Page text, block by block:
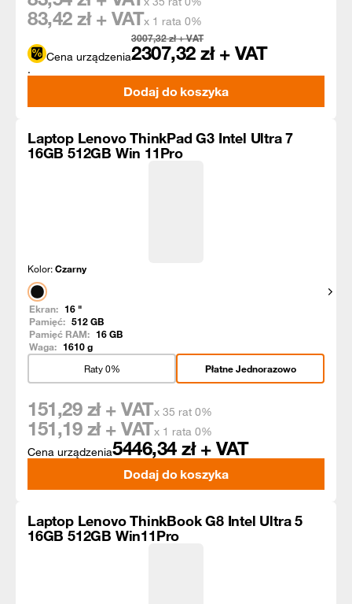
Cena urządzenia
3007,32zł + VAT
2307,32 zł + VAT
83,42 zł + VATx 1 rata 0%
.
Dodaj do koszyka
Laptop Lenovo ThinkPad G3 Intel Ultra 7
16GB 512GB Win 11Pro
Kolor:Czarny
Ekran: 16 "
Pamięć: 512GB
Pamięć RAM: 16GB
Waga: 1610g
Płatne Jednorazowo
Raty 0%
Cena urządzenia5446,34 zł + VAT
151,29 zł + VATx 35 rat 0%
151,19 zł + VATx 1 rata 0%
Dodaj do koszyka
Laptop Lenovo ThinkBook G8 Intel Ultra 5
16GB 512GB Win11Pro